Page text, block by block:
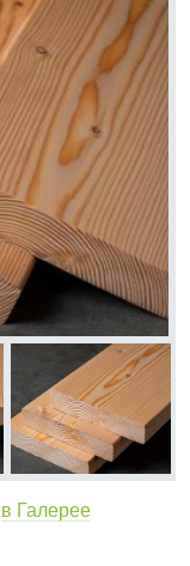
в Галерее